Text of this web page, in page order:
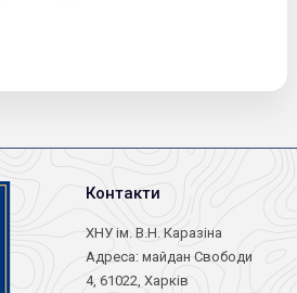
Контакти
ХНУ ім. В.Н. Каразіна
Адреса: майдан Свободи
4, 61022, Харків